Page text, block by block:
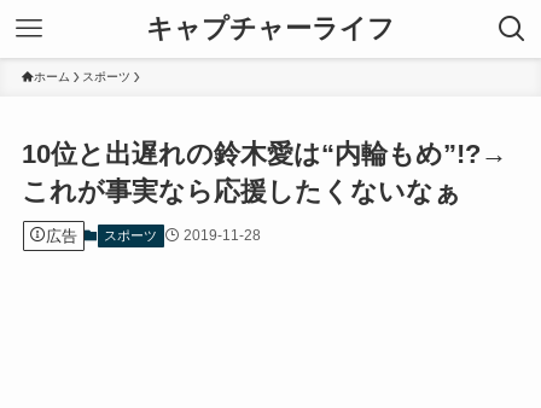
キャプチャーライフ
ホーム スポーツ
10位と出遅れの鈴木愛は“内輪もめ”!?→
これが事実なら応援したくないなぁ
広告 スポーツ 2019-11-28